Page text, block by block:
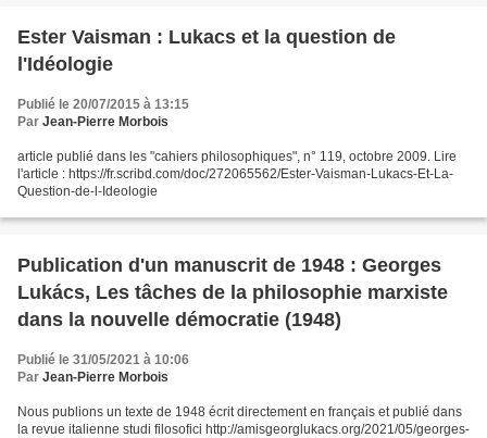
Ester Vaisman : Lukacs et la question de
l'Idéologie
Publié le 20/07/2015 à 13:15
Par Jean-Pierre Morbois
article publié dans les "cahiers philosophiques", n° 119, octobre 2009. Lire
l'article : https://fr.scribd.com/doc/272065562/Ester-Vaisman-Lukacs-Et-La-
Question-de-l-Ideologie
Publication d'un manuscrit de 1948 : Georges
Lukács, Les tâches de la philosophie marxiste
dans la nouvelle démocratie (1948)
Publié le 31/05/2021 à 10:06
Par Jean-Pierre Morbois
Nous publions un texte de 1948 écrit directement en français et publié dans
la revue italienne studi filosofici http://amisgeorglukacs.org/2021/05/georges-